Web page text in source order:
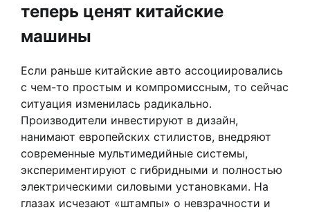
теперь ценят китайские
машины
Если раньше китайские авто ассоциировались
с чем-то простым и компромиссным, то сейчас
ситуация изменилась радикально.
Производители инвестируют в дизайн,
нанимают европейских стилистов, внедряют
современные мультимедийные системы,
экспериментируют с гибридными и полностью
электрическими силовыми установками. На
глазах исчезают «штампы» о невзрачности и